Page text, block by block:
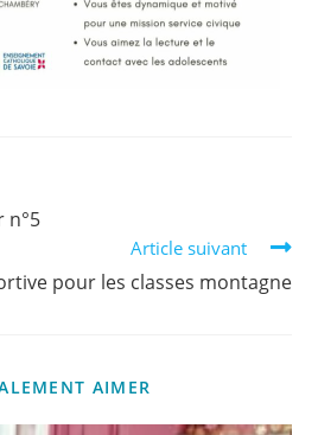
n°5
Article suivant
pour les classes montagne
AIMER